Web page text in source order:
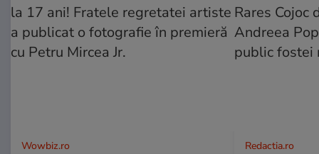
Wowbiz.ro Redactia.ro